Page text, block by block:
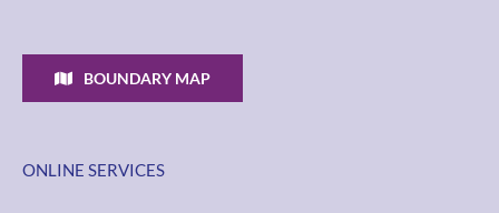
BOUNDARY MAP
ONLINE SERVICES